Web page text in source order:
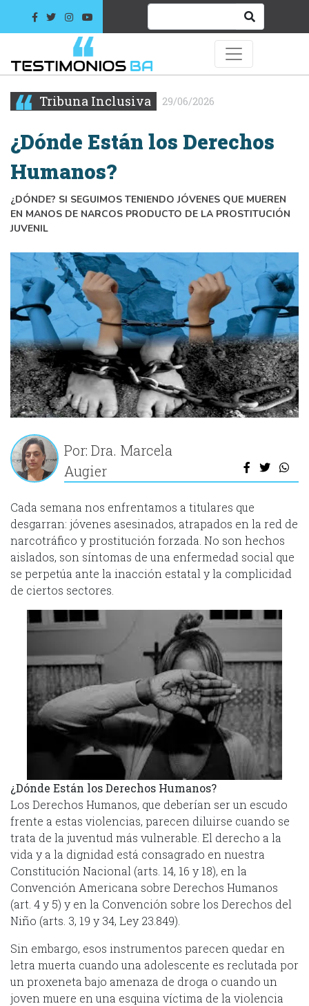
Tribuna Inclusiva 29/06/2026
¿Dónde Están los Derechos
Humanos?
¿DÓNDE? SI SEGUIMOS TENIENDO JÓVENES QUE MUEREN
EN MANOS DE NARCOS PRODUCTO DE LA PROSTITUCIÓN
JUVENIL
Por: Dra. Marcela
Augier
Cada semana nos enfrentamos a titulares que
desgarran: jóvenes asesinados, atrapados en la red de
narcotráfico y prostitución forzada. No son hechos
aislados, son síntomas de una enfermedad social que
se perpetúa ante la inacción estatal y la complicidad
de ciertos sectores.
¿Dónde Están los Derechos Humanos?
Los Derechos Humanos, que deberían ser un escudo
frente a estas violencias, parecen diluirse cuando se
trata de la juventud más vulnerable. El derecho a la
vida y a la dignidad está consagrado en nuestra
Constitución Nacional (arts. 14, 16 y 18), en la
Convención Americana sobre Derechos Humanos
(art. 4 y 5) y en la Convención sobre los Derechos del
Niño (arts. 3, 19 y 34, Ley 23.849).
Sin embargo, esos instrumentos parecen quedar en
letra muerta cuando una adolescente es reclutada por
un proxeneta bajo amenaza de droga o cuando un
joven muere en una esquina víctima de la violencia